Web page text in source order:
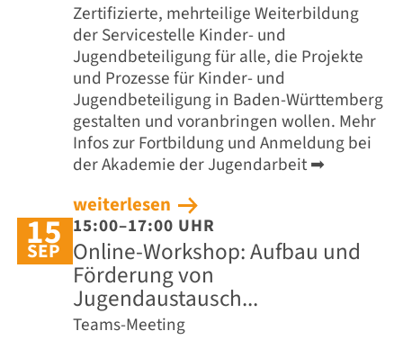
Zertifizierte, mehrteilige Weiterbildung
der Servicestelle Kinder- und
Jugendbeteiligung für alle, die Projekte
und Prozesse für Kinder- und
Jugendbeteiligung in Baden-Württemberg
gestalten und voranbringen wollen. Mehr
Infos zur Fortbildung und Anmeldung bei
der Akademie der Jugendarbeit ➡
weiterlesen
15
SEP
15:00–17:00 UHR
Online-Workshop: Aufbau und
Förderung von
Jugendaustausch...
Teams-Meeting